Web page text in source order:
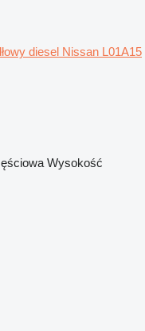
diesel Nissan L01A15
Wysokość